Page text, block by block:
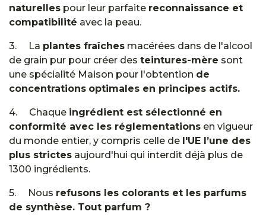
naturelles pour leur parfaite reconnaissance et
compatibilité avec la peau.
3. La plantes fraîches macérées dans de l'alcool
de grain pur pour créer des teintures-mère sont
une spécialité Maison pour l'obtention de
concentrations optimales en principes actifs.
4. Chaque ingrédient est sélectionné en
conformité avec les réglementations en vigueur
du monde entier, y compris celle de l'UE l’une des
plus strictes aujourd'hui qui interdit déjà plus de
1300 ingrédients.
5. Nous refusons les colorants et les parfums
de synthèse. Tout parfum ?